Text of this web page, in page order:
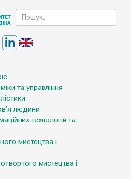
та управління
людини
технологій та
мистецтва і
мистецтва і